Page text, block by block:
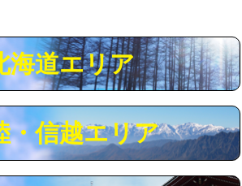
ニング鋼管・銅
44,000円
ニング鋼管・銅
用/3ｍ超え)
+8,800円
・埋め戻し作業） 11,000円~
海道エリア
・信越エリア